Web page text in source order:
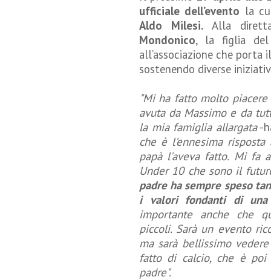
ufficiale dell’evento la
Aldo Milesi.Alla
Mondonico, la figlia del
all’associazione che porta
sostenendo diverse
"Mi ha fatto molto
avuta da Massimo e da
la mia famiglia allargata-
che è l'ennesima
papà l'aveva fatto. Mi fa
Under 10 che sono il
padre ha sempre speso
i valori fondanti di
importante anche che
piccoli. Sarà un evento
ma sarà bellissimo
fatto di calcio, che è poi
padre".